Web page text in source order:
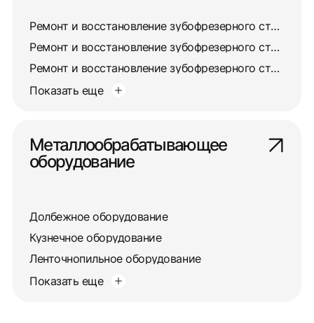
Ремонт и восстановление зубофрезерного станка 5310
Ремонт и восстановление зубофрезерного станка 532
Ремонт и восстановление зубофрезерного станка 5327
Показать еще
Металлообрабатывающее
оборудование
Долбежное оборудование
Кузнечное оборудование
Ленточнопильное оборудование
Показать еще